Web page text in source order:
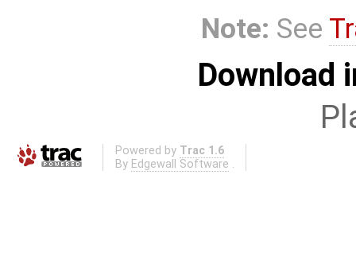
Note: See
Download
Powered by Trac 1.6
By Edgewall Software .